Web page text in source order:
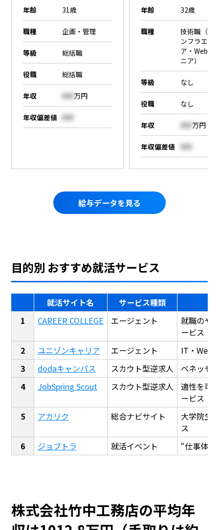
年齢 31歳
職種 企画・管理
等級 総括職
役職 総括職
年収 000万円
年収偏差値 000
年齢 32歳
職種
技術職（SE
ンフラエン
ア・Webエ
ニア）
等級 なし
役職 なし
年収 000万円
年収偏差値 000
給与データを見る
目的別 おすすめ就活サービス
就活サイト名
サービス種類
CAREER COLLEGE
エージェント
就職のや
ービス
ユニゾンキャリア
エージェント
IT・Web
dodaキャンパス
スカウト型逆求人
ベネッセ
JobSpring Scout
スカウト型逆求人
適性を可
ービス
アカリク
総合ナビサイト
大学院生
ス
ジョブトラ
就活イベント “仕事体
株式会社竹中工務店の平均年